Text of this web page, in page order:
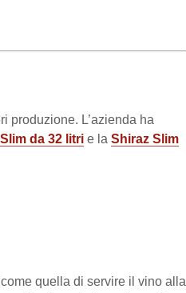
produzione. L’azienda ha
da 32 litri e la Shiraz Slim
come quella di servire il vino alla